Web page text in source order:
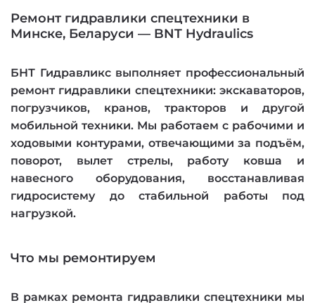
Ремонт гидравлики спецтехники в
Минске, Беларуси — BNT Hydraulics
БНТ Гидравликс выполняет профессиональный
ремонт гидравлики спецтехники: экскаваторов,
погрузчиков, кранов, тракторов и другой
мобильной техники. Мы работаем с рабочими и
ходовыми контурами, отвечающими за подъём,
поворот, вылет стрелы, работу ковша и
навесного оборудования, восстанавливая
гидросистему до стабильной работы под
нагрузкой.
Что мы ремонтируем
В рамках ремонта гидравлики спецтехники мы